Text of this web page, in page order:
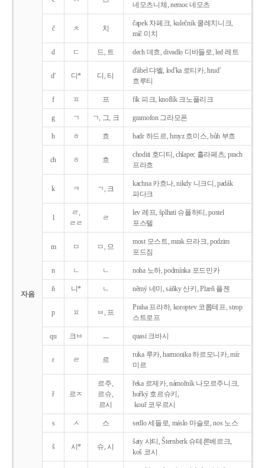
자음
네모츠니체, nemoc 네모츠
č ㅊ 치
čapek 차페크, kulečnik 쿨레치니크,
míč 미치
d ㄷ 드, 트 dech 데흐, divadlo 디바들로, led 레트
d' 디* 디, 티
d'ábel 댜벨, lod'ka 로티카, hrud'
흐루티
f ㅍ 프 fík 피크, knoflík 크노플리크
g ㄱ ㄱ, 그, 크 gramofon 그라모폰
h ㅎ 흐 hadr 하드르, hmyz 흐미스, bůh 부흐
ch ㅎ 흐
choditi 호디티, chlapec 흘라페츠, prach
프라흐
k ㅋ ㄱ, 크
kachna 카흐나, nikdy 니크디, padák
파다크
l
ㄹ,
ㄹㄹ
ㄹ
lev 레프, šplhati 슈플하티, postel
포스텔
m ㅁ ㅁ, 므
most 모스트, mrak 므라크, podzim
포드짐
n ㄴ ㄴ noha 노하, podmínka 포드민카
ň 니* ㄴ němý 네미, sáňky 산키, Plzeň 플젠
p ㅍ ㅂ, 프
Praha 프라하, koroptev 코롭테프, strop
스트로프
qu 크ㅂ ㅡ quasi 크바시
r ㄹ 르
ruka 루카, harmonika 하르모니카, mír
미르
ř 르ㅈ
르주,
르슈,
르시
řeka 르제카, námořník 나모르주니크,
hořký 호르슈키,
kouř 코우르시
s ㅅ 스 sedlo 세들로, máslo 마슬로, nos 노스
š 시* 슈, 시
šaty 샤티, Šternberk 슈테른베르크,
koš 코시